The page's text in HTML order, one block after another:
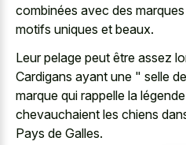
combinées avec des
motifs uniques et beaux.
Leur pelage peut être assez
Cardigans ayant une " selle
marque qui rappelle la
chevauchaient les chiens
Pays de Galles.